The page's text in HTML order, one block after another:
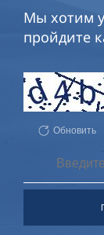
Мы хотим
пройдите
Обновить